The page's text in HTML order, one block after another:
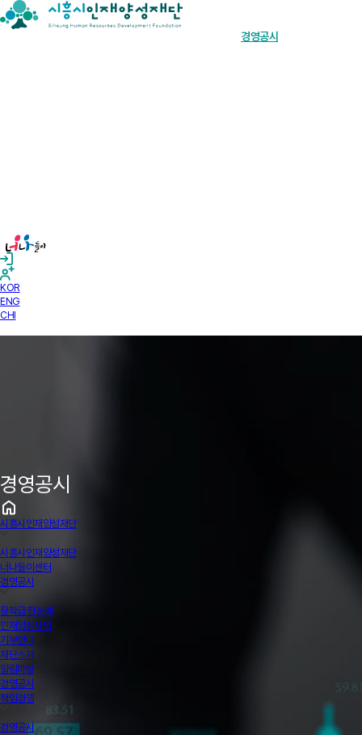
경영공시
KOR
ENG
CHI
경영공시
시흥시인재양성재단
시흥시인재양성재단
너나들이센터
경영공시
장학금 한눈에
인재양성사업
기부안내
재단소개
알림마당
경영공시
책임경영
경영공시